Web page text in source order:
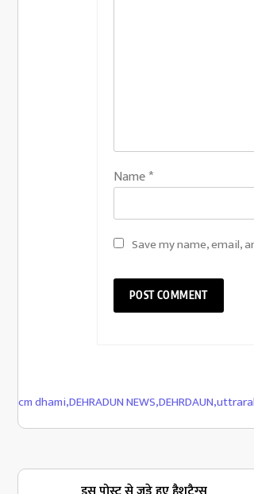
Name*
Save my name, email,
cm dhami,DEHRADUN NEWS,DEHRDAUN,